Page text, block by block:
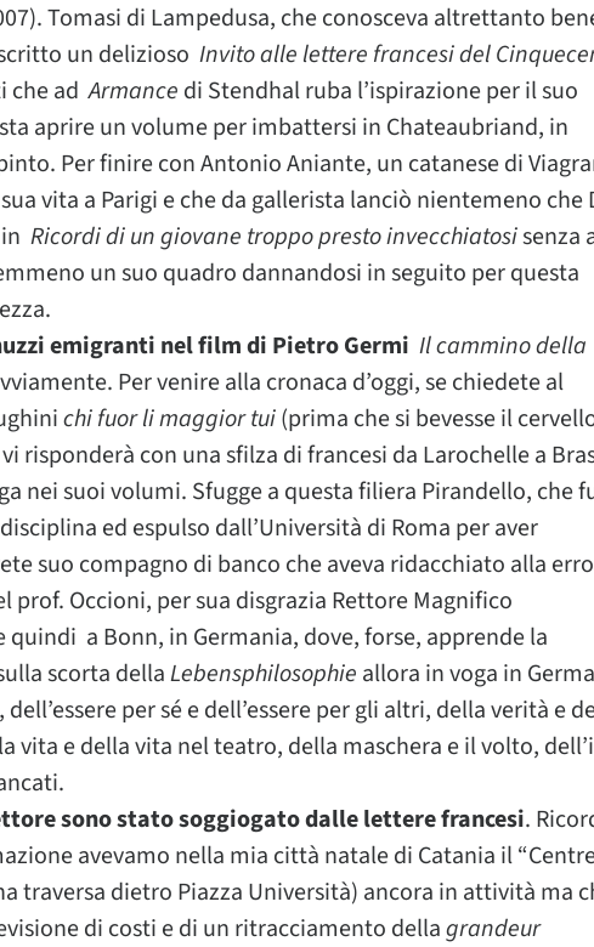
Tomasi di Lampedusa, che conosceva altrettanto
un delizioso Invito alle lettere francesi del
che adArmance di Stendhal ruba l’ispirazione per il suo
aprire un volume per imbattersi in Chateaubriand, in
Per finire con Antonio Aniante, un catanese di
vita a Parigi e che da gallerista lanciò nientemeno che
Ricordi di un giovane troppo presto invecchiatosisenza
un suo quadro dannandosi in seguito per questa
emigranti nel film di Pietro Germi Il cammino della
Per venire alla cronaca d’oggi, se chiedete al
chi fuor li maggior tui(prima che si bevesse il
risponderà con una sfilza di francesi da Larochelle a
nei suoi volumi. Sfugge a questa filiera Pirandello, che
ed espulso dall’Università di Roma per aver
suo compagno di banco che aveva ridacchiato alla
prof. Occioni, per sua disgrazia Rettore Magnifico
a Bonn, in Germania, dove, forse, apprende la
scorta dellaLebensphilosophie allora in voga in
per sé e dell’essere per gli altri, della verità e
vita e della vita nel teatro, della maschera e il volto,
sono stato soggiogato dalle lettere francesi.
avevamo nella mia città natale di Catania il
traversa dietro Piazza Università) ancora in attività ma
di costi e di un ritracciamento dellagrandeur